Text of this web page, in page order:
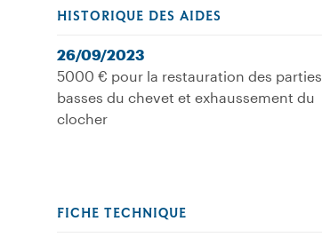
HISTORIQUE DES AIDES
26/09/2023
5000 € pour la restauration des parties
basses du chevet et exhaussement du
clocher
FICHE TECHNIQUE